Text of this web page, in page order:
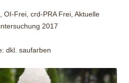
OI-Frei, crd-PRA Frei, Aktuelle
2017
dkl. saufarben